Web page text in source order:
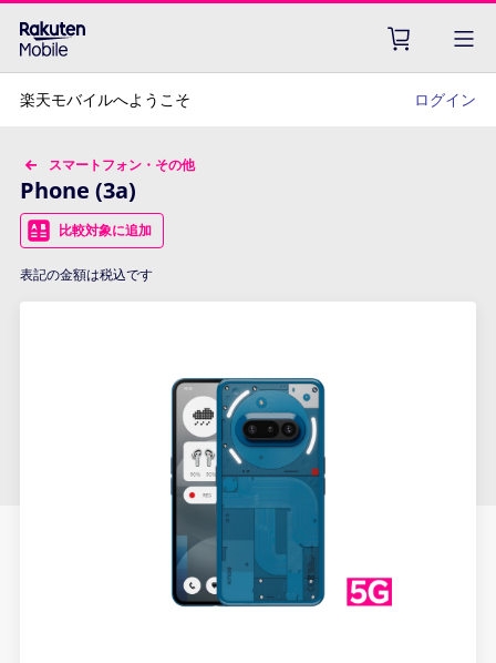
楽天モバイルへようこそ ログイン
スマートフォン・その他
Phone (3a)
比較対象に追加
表記の金額は税込です